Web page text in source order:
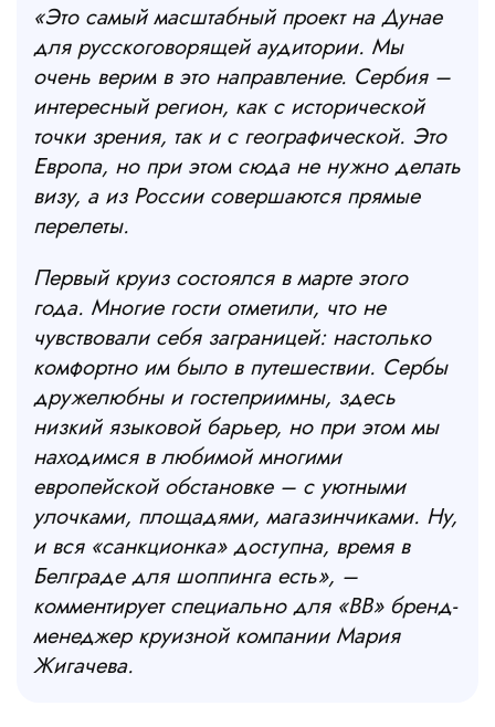
«Это самый масштабный проект на Дунае
для русскоговорящей аудитории. Мы
очень верим в это направление. Сербия –
интересный регион, как с исторической
точки зрения, так и с географической. Это
Европа, но при этом сюда не нужно делать
визу, а из России совершаются прямые
перелеты.
Первый круиз состоялся в марте этого
года. Многие гости отметили, что не
чувствовали себя заграницей: настолько
комфортно им было в путешествии. Сербы
дружелюбны и гостеприимны, здесь
низкий языковой барьер, но при этом мы
находимся в любимой многими
европейской обстановке – с уютными
улочками, площадями, магазинчиками. Ну,
и вся «санкционка» доступна, время в
Белграде для шоппинга есть», –
комментирует специально для «ВВ» бренд-
менеджер круизной компании Мария
Жигачева.